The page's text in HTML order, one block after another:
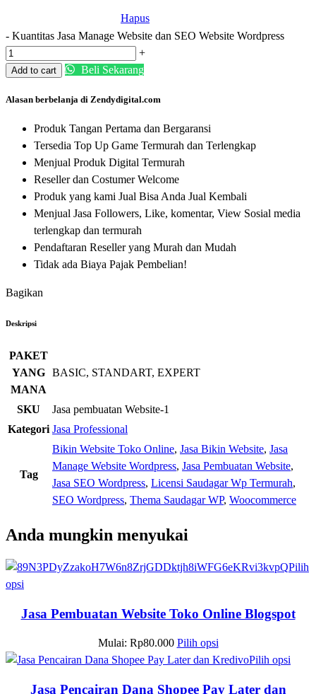
Hapus
- Kuantitas Jasa Manage Website dan SEO Website Wordpress
+
Add to cart Beli Sekarang
Alasan berbelanja di Zendydigital.com
Produk Tangan Pertama dan Bergaransi
Tersedia Top Up Game Termurah dan Terlengkap
Menjual Produk Digital Termurah
Reseller dan Costumer Welcome
Produk yang kami Jual Bisa Anda Jual Kembali
Menjual Jasa Followers, Like, komentar, View Sosial media
terlengkap dan termurah
Pendaftaran Reseller yang Murah dan Mudah
Tidak ada Biaya Pajak Pembelian!
Bagikan
Deskripsi
PAKET
YANG
MANA
BASIC, STANDART, EXPERT
SKU
Jasa pembuatan Website-1
Kategori Jasa Professional
Tag
Bikin Website Toko Online, Jasa Bikin Website, Jasa
Manage Website Wordpress, Jasa Pembuatan Website,
Jasa SEO Wordpress, Licensi Saudagar Wp Termurah,
SEO Wordpress, Thema Saudagar WP, Woocommerce
Anda mungkin menyukai
Pilih
opsi
Jasa Pembuatan Website Toko Online Blogspot
Mulai: Rp80.000 Pilih opsi
Pilih opsi
Jasa Pencairan Dana Shopee Pay Later dan